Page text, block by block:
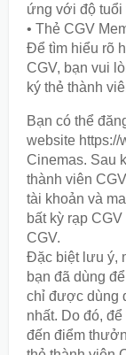
ứng với độ tuổi
• Thẻ CGV
Để tìm hiểu rõ
CGV, bạn vui
ký thẻ thành
Bạn có thể
website https://
Cinemas. Sau
thành viên
tài khoản và
bất kỳ rạp
CGV.
Đặc biệt lưu ý,
bạn đã dùng
chỉ được dùng
nhất. Do đó,
đến điểm